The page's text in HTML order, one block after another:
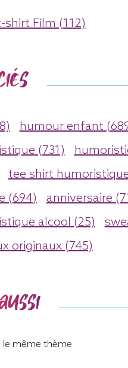
shirt Film (112)
humour enfant
(731)
tee shirt
(694) anniversaire
alcool (25)
originaux (745)
le même thème